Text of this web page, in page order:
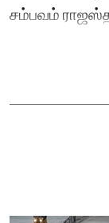
சம்பவம்